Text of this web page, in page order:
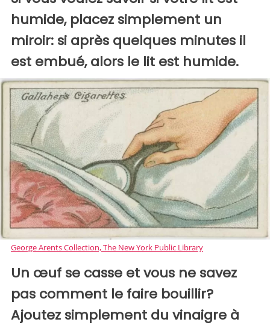
humide, placez simplement un
miroir: si après quelques minutes il
est embué, alors le lit est humide.
George Arents Collection, The New York Public Library
Un œuf se casse et vous ne savez
pas comment le faire bouillir?
Ajoutez simplement du vinaigre à